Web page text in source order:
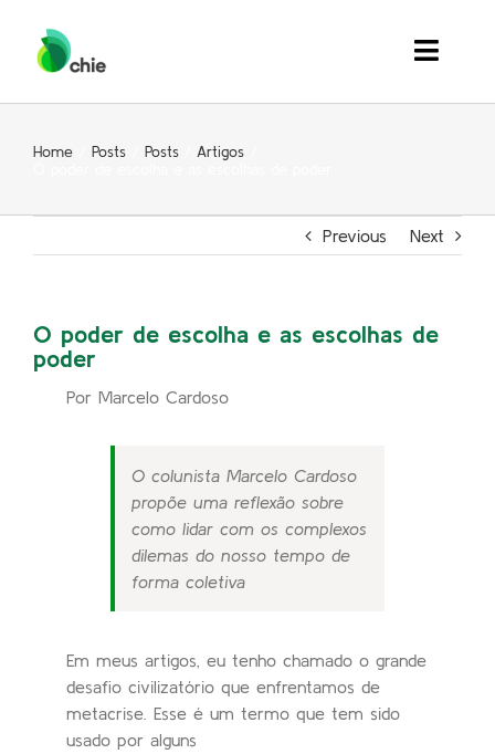
content
Toggle
Inspiração
Contato
Home Posts Posts
Artigos
Previous Next
O poder de escolha e as escolhas de
poder
Por Marcelo Cardoso
O colunista Marcelo Cardoso
propõe uma reflexão sobre
como lidar com os complexos
dilemas do nosso tempo de
forma coletiva
Em meus artigos, eu tenho chamado o grande
desafio civilizatório que enfrentamos de
metacrise. Esse é um termo que tem sido
usado por alguns